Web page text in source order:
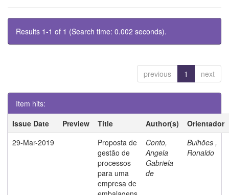
Results 1-1 of 1 (Search time: 0.002 seconds).
previous 1 next
Item hits:
Issue Date
Preview Title Author(s)
Orientador
29-Mar-2019
Proposta de
gestão de
processos
para uma
empresa de
Conto,
Angela
Gabriela
de
Bulhões ,
Ronaldo